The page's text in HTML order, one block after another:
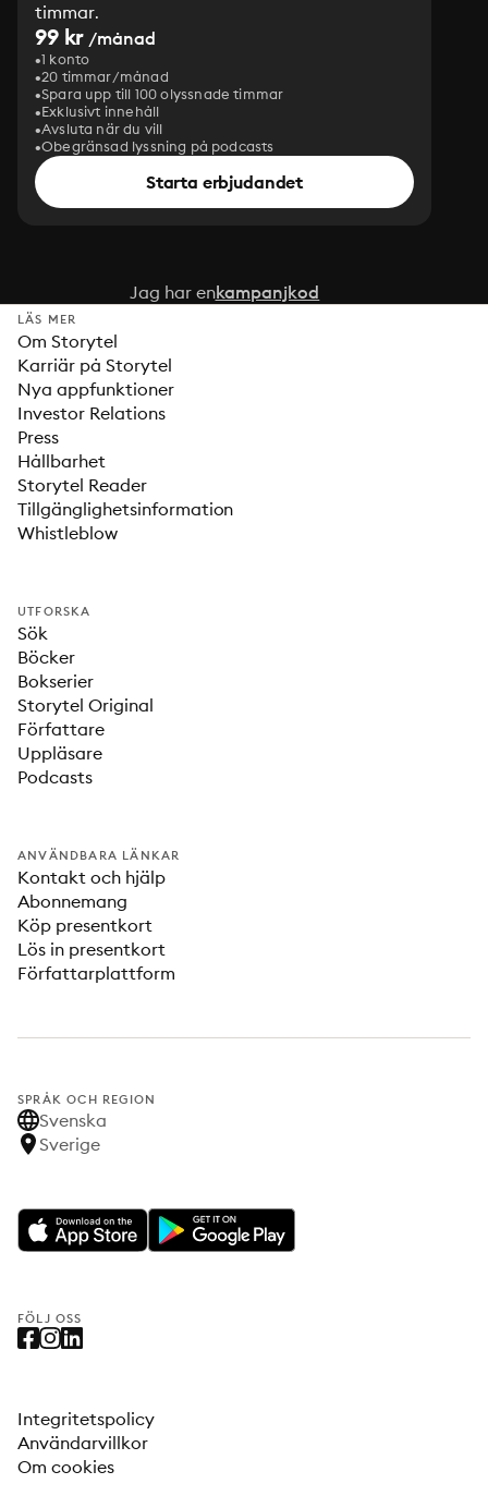
timmar.
99 kr /månad
1 konto
20 timmar/månad
Spara upp till 100 olyssnade timmar
Exklusivt innehåll
Avsluta när du vill
Obegränsad lyssning på podcasts
Starta erbjudandet
Jag har enkampanjkod
LÄS MER
Om Storytel
Karriär på Storytel
Nya appfunktioner
Investor Relations
Press
Hållbarhet
Storytel Reader
Tillgänglighetsinformation
Whistleblow
UTFORSKA
Sök
Böcker
Bokserier
Storytel Original
Författare
Uppläsare
Podcasts
ANVÄNDBARA LÄNKAR
Kontakt och hjälp
Abonnemang
Köp presentkort
Lös in presentkort
Författarplattform
SPRÅK OCH REGION
Svenska
Sverige
FÖLJ OSS
Integritetspolicy
Användarvillkor
Om cookies